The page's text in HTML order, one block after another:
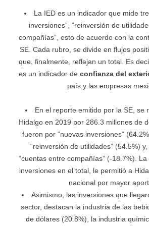
La IED es un indicador que mide
inversiones”, “reinversión de
compañías”, esto de acuerdo con la
SE. Cada rubro, se divide en flujos
que, finalmente, reflejan un total. Es
es un indicador de confianza del
país y las empresas
En el reporte emitido por la SE, se
Hidalgo en 2019 por 286.3 millones de
fueron por “nuevas inversiones”
“reinversión de utilidades” (54.5%)
“cuentas entre compañías” (-18.7%).
inversiones en el total, le permitió a
nacional por mayor
Asimismo, las inversiones que
sector, destacan la industria de las
de dólares (20.8%), la industria